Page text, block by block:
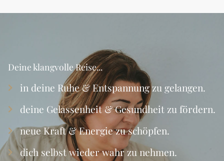
Deine klangvolle Reise...
in deine Ruhe & Entspannung zu gelangen.
deine Gelassenheit & Gesundheit zu fördern.
neue Kraft & Energie zu schöpfen.
dich selbst wieder wahr zu nehmen.